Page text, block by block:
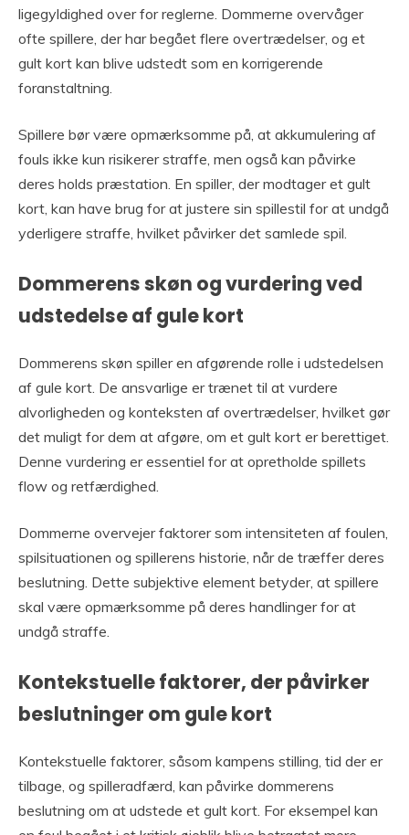
ligegyldighed over for reglerne. Dommerne overvåger
ofte spillere, der har begået flere overtrædelser, og et
gult kort kan blive udstedt som en korrigerende
foranstaltning.
Spillere bør være opmærksomme på, at akkumulering af
fouls ikke kun risikerer straffe, men også kan påvirke
deres holds præstation. En spiller, der modtager et gult
kort, kan have brug for at justere sin spillestil for at undgå
yderligere straffe, hvilket påvirker det samlede spil.
Dommerens skøn og vurdering ved
udstedelse af gule kort
Dommerens skøn spiller en afgørende rolle i udstedelsen
af gule kort. De ansvarlige er trænet til at vurdere
alvorligheden og konteksten af overtrædelser, hvilket gør
det muligt for dem at afgøre, om et gult kort er berettiget.
Denne vurdering er essentiel for at opretholde spillets
flow og retfærdighed.
Dommerne overvejer faktorer som intensiteten af foulen,
spilsituationen og spillerens historie, når de træffer deres
beslutning. Dette subjektive element betyder, at spillere
skal være opmærksomme på deres handlinger for at
undgå straffe.
Kontekstuelle faktorer, der påvirker
beslutninger om gule kort
Kontekstuelle faktorer, såsom kampens stilling, tid der er
tilbage, og spilleradfærd, kan påvirke dommerens
beslutning om at udstede et gult kort. For eksempel kan